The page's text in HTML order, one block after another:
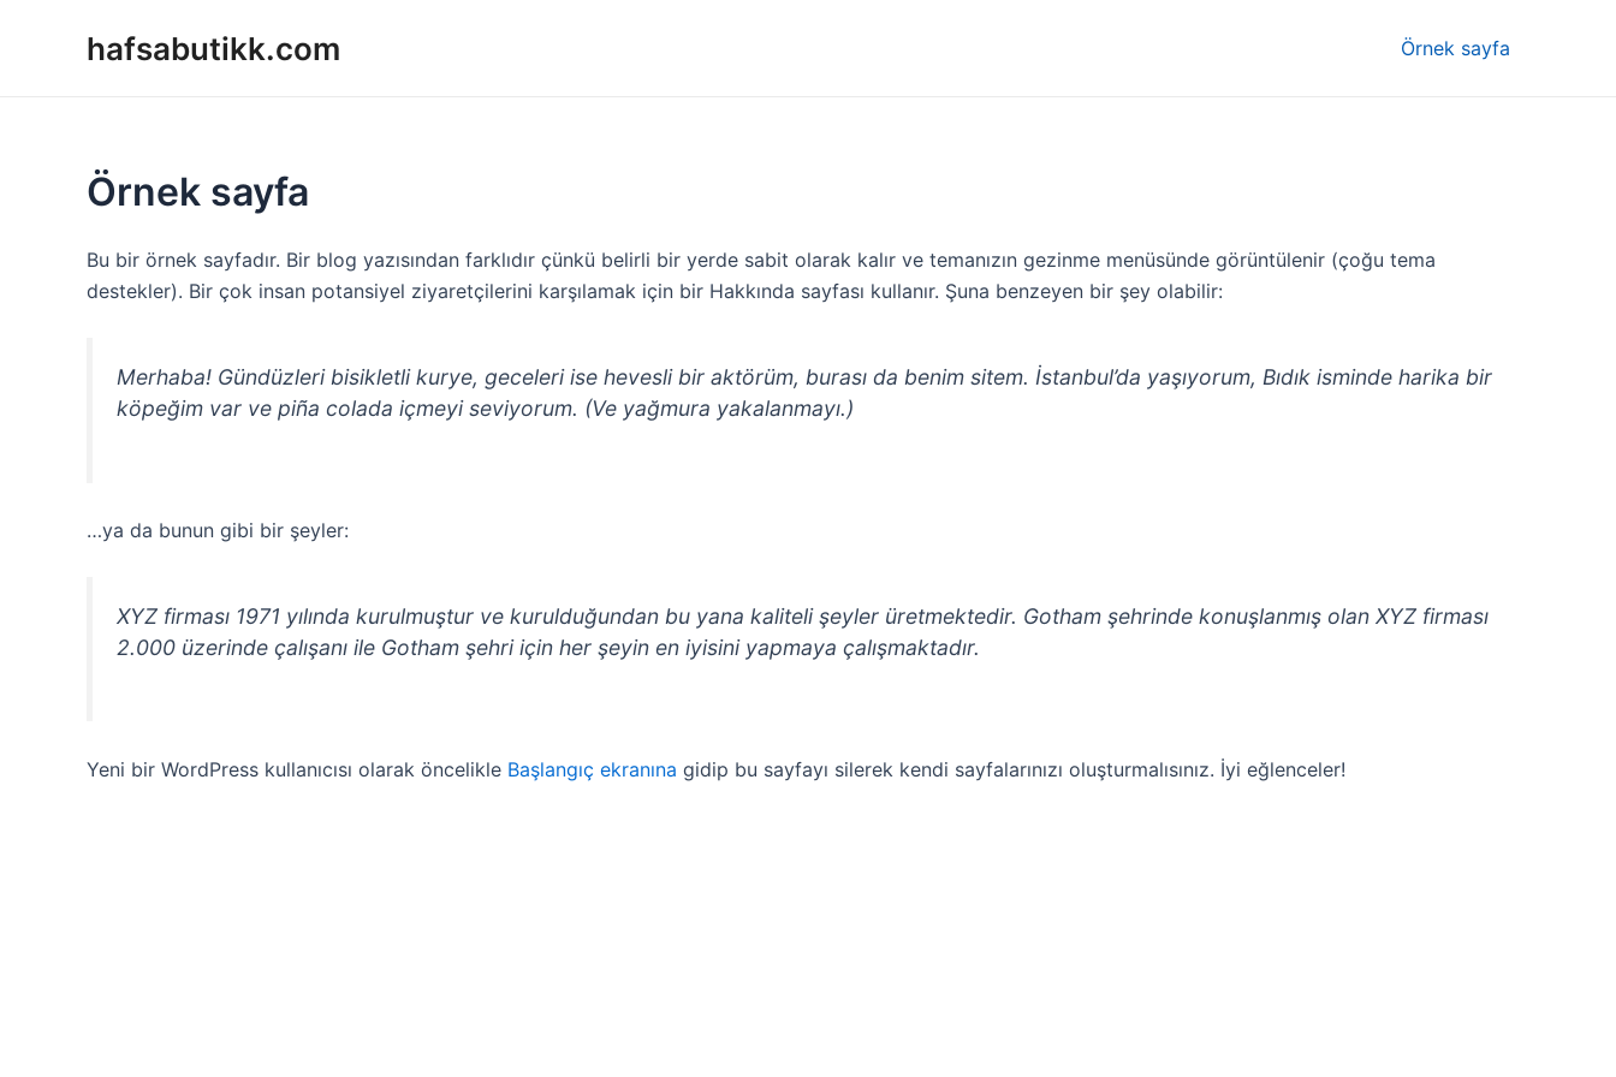
hafsabutikk.com Örnek sayfa
Örnek sayfa
Bu bir örnek sayfadır. Bir blog yazısından farklıdır çünkü belirli bir yerde sabit olarak kalır ve temanızın gezinme menüsünde görüntülenir (çoğu tema
destekler). Bir çok insan potansiyel ziyaretçilerini karşılamak için bir Hakkında sayfası kullanır. Şuna benzeyen bir şey olabilir:
Merhaba! Gündüzleri bisikletli kurye, geceleri ise hevesli bir aktörüm, burası da benim sitem. İstanbul’da yaşıyorum, Bıdık isminde harika bir
köpeğim var ve piña colada içmeyi seviyorum. (Ve yağmura yakalanmayı.)
…ya da bunun gibi bir şeyler:
XYZ firması 1971 yılında kurulmuştur ve kurulduğundan bu yana kaliteli şeyler üretmektedir. Gotham şehrinde konuşlanmış olan XYZ firması
2.000 üzerinde çalışanı ile Gotham şehri için her şeyin en iyisini yapmaya çalışmaktadır.
Yeni bir WordPress kullanıcısı olarak öncelikle Başlangıç ekranına gidip bu sayfayı silerek kendi sayfalarınızı oluşturmalısınız. İyi eğlenceler!